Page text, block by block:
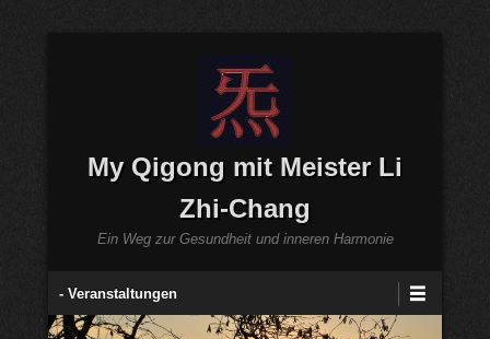
My Qigong mit Meister Li
Zhi-Chang
Ein Weg zur Gesundheit und inneren Harmonie
Sekundär-Menü
- Veranstaltungen